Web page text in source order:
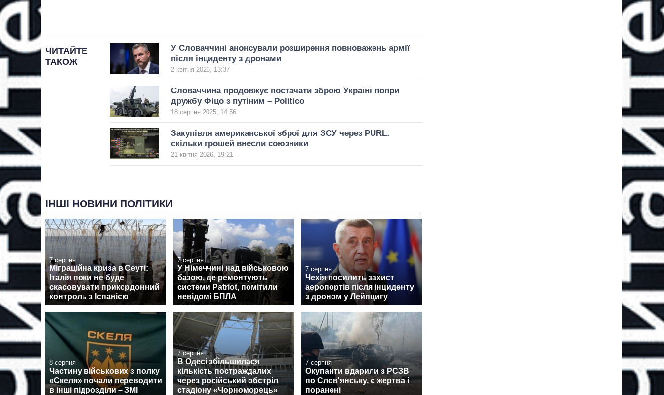
ЧИТАЙТЕ
ТАКОЖ
У Словаччині анонсували розширення повноважень армії
після інциденту з дронами
2 квітня 2026, 13:37
Словаччина продовжує постачати зброю Україні попри
дружбу Фіцо з путіним – Politico
18 серпня 2025, 14:56
Закупівля американської зброї для ЗСУ через PURL:
скільки грошей внесли союзники
21 квітня 2026, 19:21
ІНШІ НОВИНИ ПОЛІТИКИ
7 серпня
Міграційна криза в Сеуті:
Італія поки не буде
скасовувати прикордонний
контроль з Іспанією
7 серпня
У Німеччині над військовою
базою, де ремонтують
системи Patriot, помітили
невідомі БПЛА
7 серпня
Чехія посилить захист
аеропортів після інциденту
з дроном у Лейпцигу
8 серпня
Частину військових з полку
«Скеля» почали переводити
в інші підрозділи – ЗМІ
7 серпня
В Одесі збільшилася
кількість постраждалих
через російський обстріл
стадіону «Чорноморець»
7 серпня
Окупанти вдарили з РСЗВ
по Слов'янську, є жертва і
поранені